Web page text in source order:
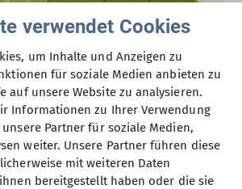
im
verwendet Cookies
um Inhalte und Anzeigen zu
für soziale Medien anbieten zu
auf unsere Website zu analysieren.
Informationen zu Ihrer Verwendung
Partner für soziale Medien,
weiter. Unsere Partner führen diese
mit weiteren Daten
bereitgestellt haben oder die sie